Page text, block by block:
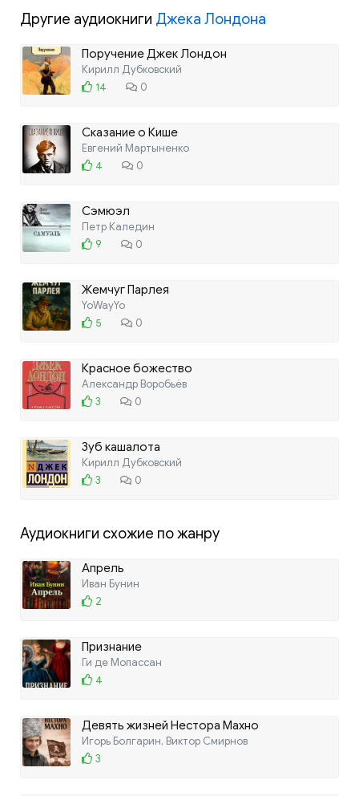
Другие аудиокниги Джека Лондона
Поручение Джек Лондон
Кирилл Дубковский
14
0
Сказание о Кише
Евгений Мартыненко
4
0
Сэмюэл
Петр Каледин
9
0
Жемчуг Парлея
YoWayYo
5
0
Красное божество
Александр Воробьёв
3
0
Зуб кашалота
Кирилл Дубковский
3
0
Аудиокниги схожие по жанру
Апрель
Иван Бунин
2
Признание
Ги де Мопассан
4
Девять жизней Нестора Махно
Игорь Болгарин, Виктор Смирнов
3